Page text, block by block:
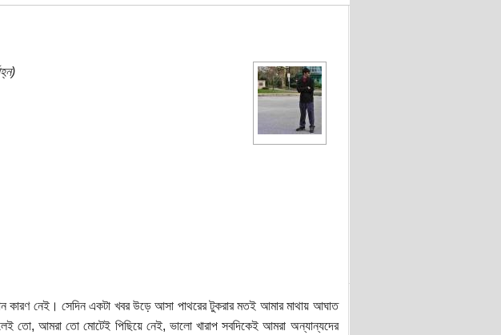
কারণ নেই। সেদিন একটা খবর উড়ে আসা পাথরের টুকরার মতই আমার মাথায় আঘাত
তো, আমরা তো মোটেই পিছিয়ে নেই, ভালো খারাপ সবদিকেই আমরা অন্যান্যদের